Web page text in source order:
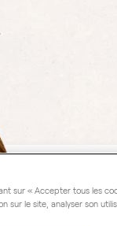
sur « Accepter tous les
sur le site, analyser son